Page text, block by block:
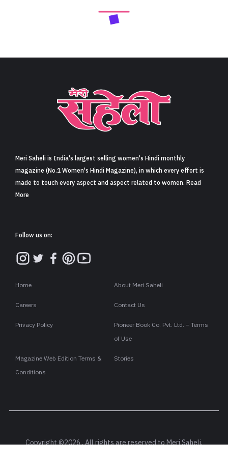
Meri Saheli is India's largest selling women's Hindi monthly
magazine (No.1 Women's Hindi Magazine), in which every effort is
made to touch every aspect and aspect related to women. Read
More
Follow us on:
Home About Meri Saheli
Careers Contact Us
Privacy Policy
Pioneer Book Co. Pvt. Ltd. – Terms
of Use
Magazine Web Edition Terms &
Conditions
Stories
Copyright ©2026 . All rights are reserved to Meri Saheli.